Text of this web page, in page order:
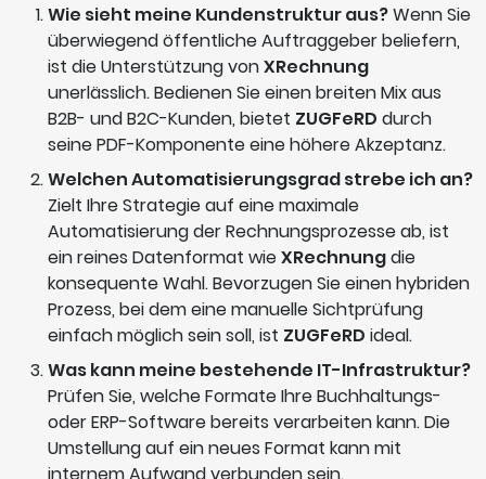
Wie sieht meine Kundenstruktur aus?Wenn Sie
überwiegend öffentliche Auftraggeber beliefern,
ist die Unterstützung vonXRechnung
unerlässlich. Bedienen Sie einen breiten Mix aus
B2B- und B2C-Kunden, bietet ZUGFeRD durch
seine PDF-Komponente eine höhere Akzeptanz.
Welchen Automatisierungsgrad strebe ich an?
Zielt Ihre Strategie auf eine maximale
Automatisierung der Rechnungsprozesse ab, ist
ein reines Datenformat wieXRechnungdie
konsequente Wahl. Bevorzugen Sie einen hybriden
Prozess, bei dem eine manuelle Sichtprüfung
einfach möglich sein soll, ist ZUGFeRD ideal.
Was kann meine bestehende IT-Infrastruktur?
Prüfen Sie, welche Formate Ihre Buchhaltungs-
oder ERP-Software bereits verarbeiten kann. Die
Umstellung auf ein neues Format kann mit
internem Aufwand verbunden sein.